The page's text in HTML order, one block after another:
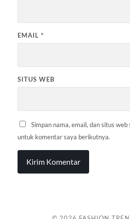
EMAIL *
SITUS WEB
Simpan nama, email, dan situs
untuk komentar saya berikutnya.